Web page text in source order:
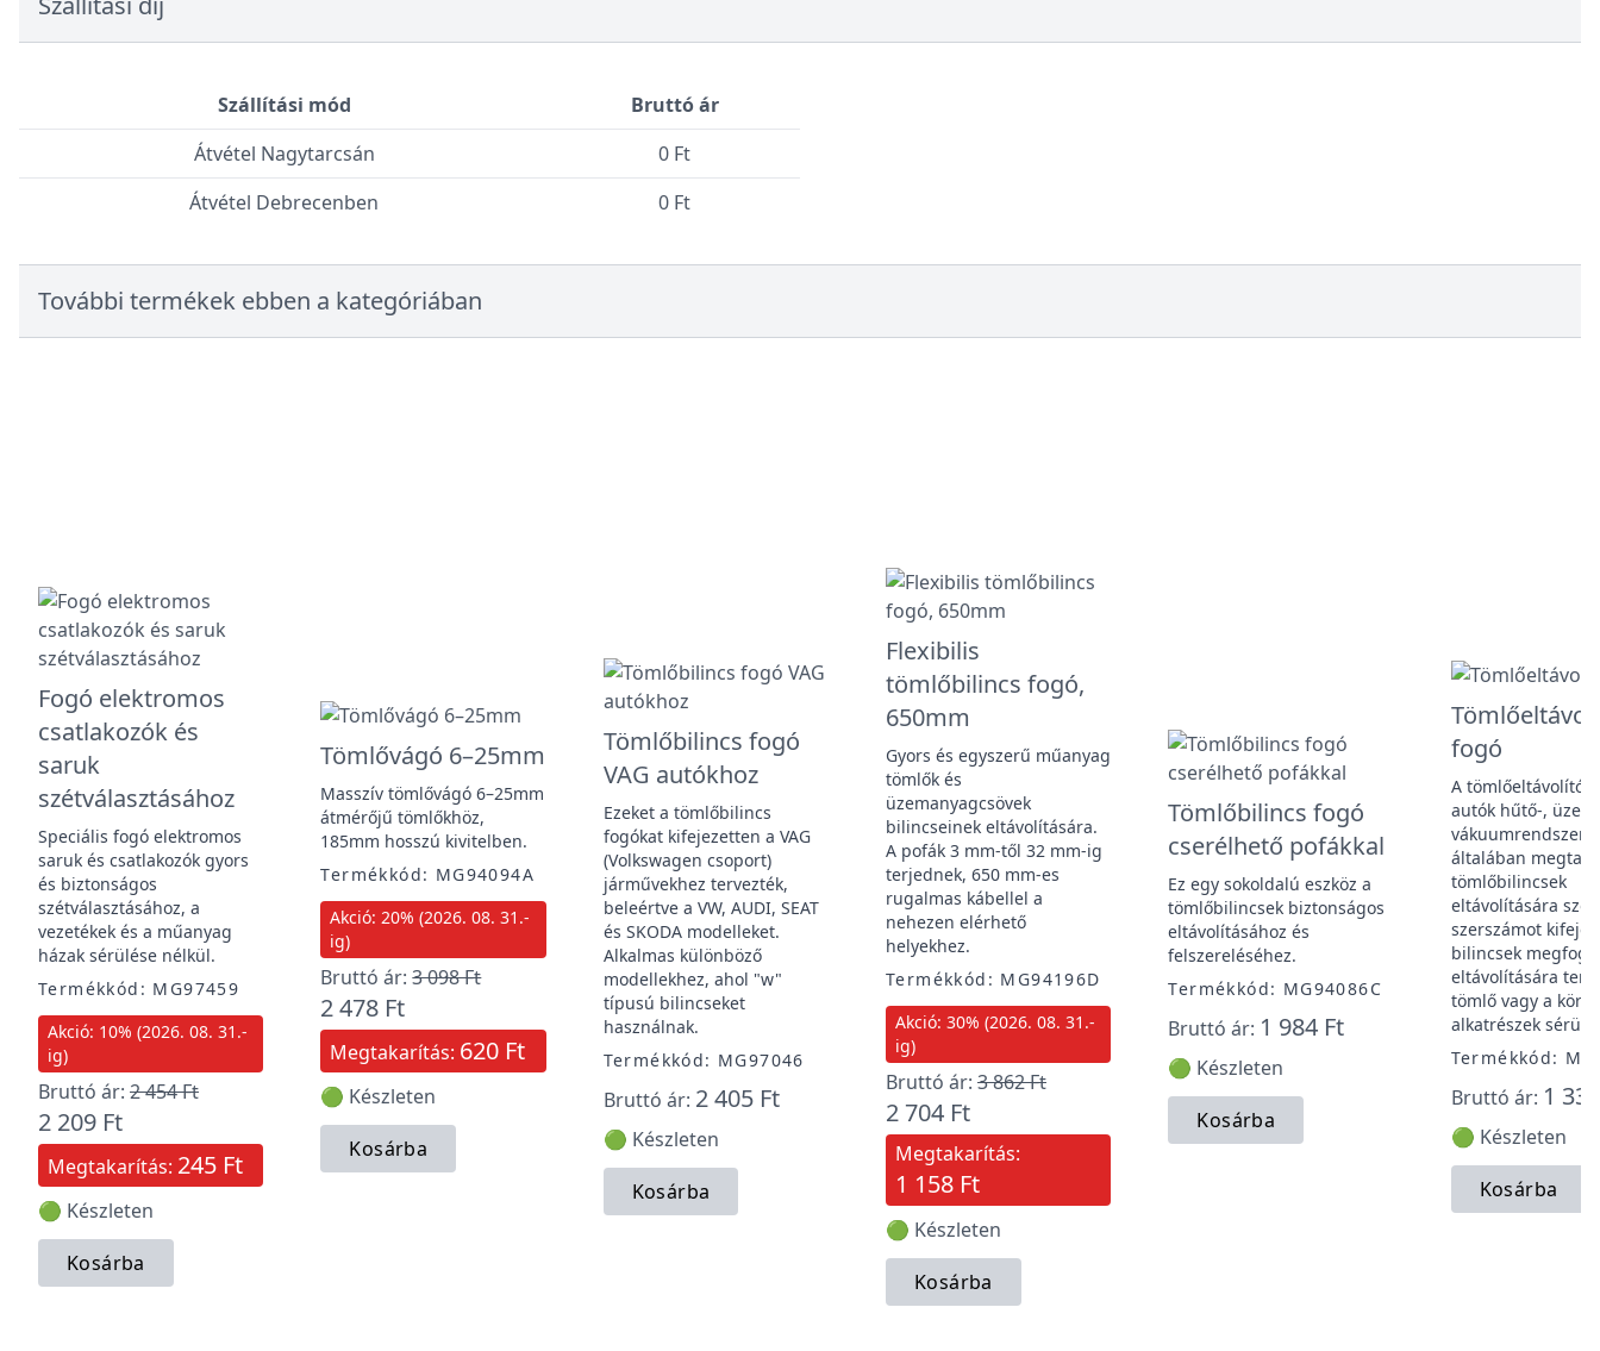
Szállítási mód
Bruttó ár
Átvétel Nagytarcsán
0 Ft
Átvétel Debrecenben
0 Ft
További termékek ebben a kategóriában
Fogó elektromos
csatlakozók és
saruk
szétválasztásához
Speciális fogó elektromos
saruk és csatlakozók gyors
és biztonságos
szétválasztásához, a
vezetékek és a műanyag
házak sérülése nélkül.
Termékkód: MG97459
Akció: 10% (2026. 08. 31.-
ig)
Bruttó ár: 2 454 Ft
2 209 Ft
Megtakarítás: 245 Ft
🟢 Készleten
Kosárba
Tömlővágó 6–25mm
Masszív tömlővágó 6–25mm
átmérőjű tömlőkhöz,
185mm hosszú kivitelben.
Termékkód: MG94094A
Akció: 20% (2026. 08. 31.-
ig)
Bruttó ár:3 098 Ft
2 478 Ft
Megtakarítás: 620 Ft
🟢 Készleten
Kosárba
Tömlőbilincs fogó
VAG autókhoz
Ezeket a tömlőbilincs
fogókat kifejezetten a VAG
(Volkswagen csoport)
járművekhez tervezték,
beleértve a VW, AUDI, SEAT
és SKODA modelleket.
Alkalmas különböző
modellekhez, ahol "w"
típusú bilincseket
használnak.
Termékkód: MG97046
Bruttó ár: 2 405 Ft
🟢 Készleten
Kosárba
Flexibilis
tömlőbilincs fogó,
650mm
Gyors és egyszerű műanyag
tömlők és
üzemanyagcsövek
bilincseinek eltávolítására.
A pofák 3 mm-től 32 mm-ig
terjednek, 650 mm-es
rugalmas kábellel a
nehezen elérhető
helyekhez.
Termékkód: MG94196D
Akció: 30% (2026. 08. 31.-
ig)
Bruttó ár: 3 862 Ft
2 704 Ft
Megtakarítás:
1 158 Ft
🟢 Készleten
Kosárba
Tömlőbilincs fogó
cserélhető pofákkal
Ez egy sokoldalú eszköz a
tömlőbilincsek biztonságos
eltávolításához és
felszereléséhez.
Termékkód: MG94086C
Bruttó ár: 1 984 Ft
🟢 Készleten
Kosárba
fogó
A tömlőeltávolító
autók hűtő-,
általában
tömlőbilincsek
eltávolítására
szerszámot
bilincsek
eltávolítására
tömlő vagy a
alkatrészek
Termékkód:
Bruttó ár: 1
🟢 Készleten
Kosárba